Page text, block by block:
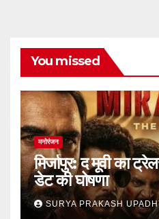
You missed
मनोरंजन
मिर्जापुर: द मूवी का
डेट की घोषणा
SURYA PRAKASH